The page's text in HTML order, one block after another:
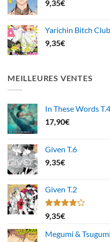
9,35€
Yarichin Bitch
9,35€
MEILLEURES VENTES
In These Words
17,90€
Given T.6
9,35€
Given T.2
Note
4.00
5
9,35€
Megumi &